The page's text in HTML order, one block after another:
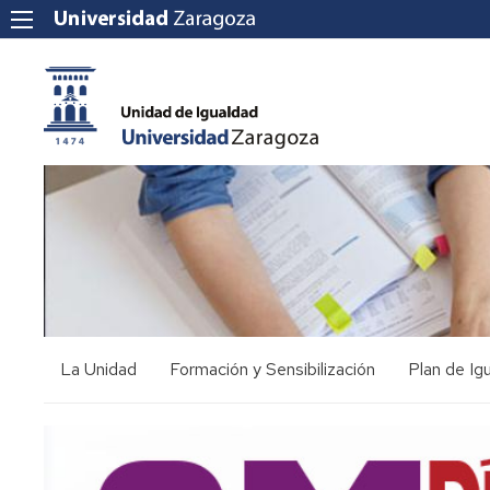
La Unidad Formación y Sensibilización
Acciones
Plan de
de
Igualdad